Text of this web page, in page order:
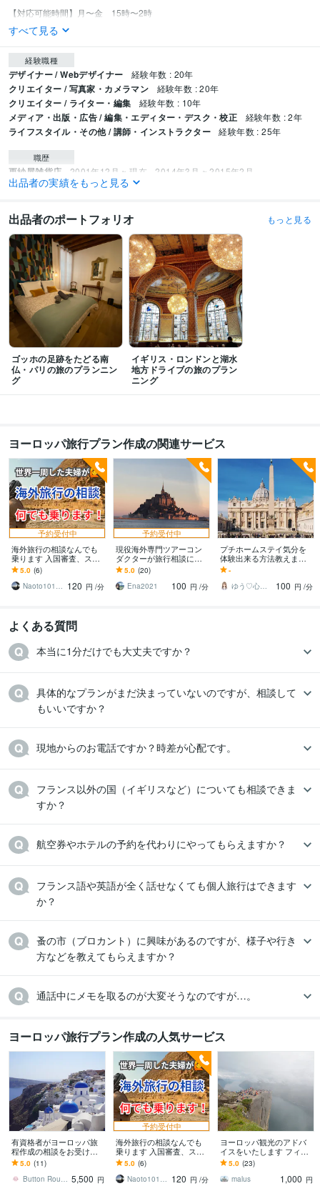
すべて見る
経験職種
デザイナー / Webデザイナー 経験年数 : 20年
クリエイター / 写真家・カメラマン 経験年数 : 20年
クリエイター / ライター・編集 経験年数 : 10年
メディア・出版・広告 / 編集・エディター・デスク・校正 経験年数 : 2年
ライフスタイル・その他 / 講師・インストラクター 経験年数 : 25年
職歴
更紗屋雑貨店 2001年12月 ~ 現在 2014年3月 ~ 2015年2月
古物商許可
実用英語技能検定2級 取得年 : 1991年
得意分野
住まい・美容・生活相談 フランス・イギリス買付についての相談
学歴
信州大学 1996年3月 ~ 2000年2月
大分県立芸術文化短期大学 1994年3月 ~ 1996年2月
語学力
英語 日常会話レベル
フランス語 日常会話レベル
出品者の実績をもっと見る
出品者のポートフォリオ もっと見る
ゴッホの足跡をたどる南
仏・パリの旅のプランニン
グ
イギリス・ロンドンと湖水
地方ドライブの旅のプラン
ニング
ヨーロッパ旅行プラン作成の関連サービス
予約受付中
海外旅行の相談なんでも
乗ります 入国審査、スリ
対策、治安、など何でもO
K！
5.0 (6)
Naoto1014aaa 120 円 /分
予約受付中
現役海外専門ツアーコン
ダクターが旅行相談にの
ります 海外約65ヵ国訪問
経験がある添乗員が旅行
相談にお答えします。
5.0 (20)
Ena2021
100 円 /分
プチホームステイ気分を
体験出来る方法教えます
民泊の魅力、1人でも大丈
夫。海外に飛び出そう
-
ゆう♡心の整理
100 円 /分
よくある質問
本当に1分だけでも大丈夫ですか？
具体的なプランがまだ決まっていないのですが、相談して
もいいですか？
現地からのお電話ですか？時差が心配です。
フランス以外の国（イギリスなど）についても相談できま
すか？
航空券やホテルの予約を代わりにやってもらえますか？
フランス語や英語が全く話せなくても個人旅行はできます
か？
蚤の市（ブロカント）に興味があるのですが、様子や行き
方などを教えてもらえますか？
通話中にメモを取るのが大変そうなのですが…。
ヨーロッパ旅行プラン作成の人気サービス
有資格者がヨーロッパ旅
程作成の相談をお受けし
ます ヨーロッパ訪問歴20
回以上の私が旅程作成を
サポートします！
5.0 (11)
Button Rouge Inc 5,500 円
予約受付中
海外旅行の相談なんでも
乗ります 入国審査、スリ
対策、治安、など何でもO
K！
5.0 (6)
Naoto1014aaa 120 円 /分
ヨーロッパ観光のアドバ
イスをいたします フィン
ランド、ノルウェー、ブ
ルガリア、ベルリンが専
門です。
5.0 (23)
malus
1,000 円